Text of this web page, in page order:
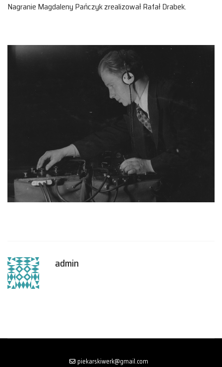
Nagranie Magdaleny Pańczyk zrealizował Rafał Drabek.
admin
piekarskiwerk@gmail.com